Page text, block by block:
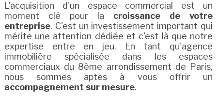
L'acquisition d'un espace commercial est un
moment clé pour la croissance de votre
entreprise. C'est un investissement important qui
mérite une attention dédiée et c'est là que notre
expertise entre en jeu. En tant qu'agence
immobilière spécialisée dans les espaces
commerciaux du 8ème arrondissement de Paris,
nous sommes aptes à vous offrir un
accompagnement sur mesure.